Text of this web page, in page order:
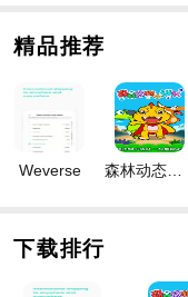
领取
3、为你带来更加
果
4、独特的主页玩
动态信息
全民k歌海外版怎
精品推荐
Weverse 森林动态壁纸
下载排行